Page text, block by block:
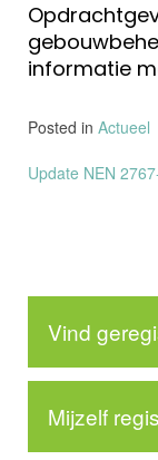
informatie
Posted in Actueel
Bericht
Update NEN
Vind
Mijzelf